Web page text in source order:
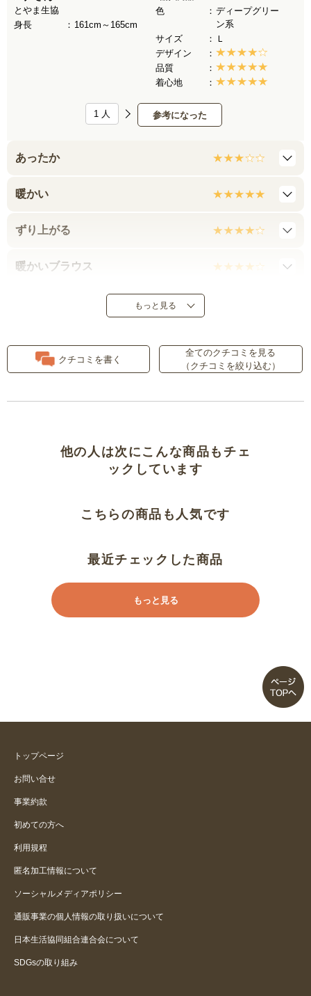
とやま生協
身長
161cm～165cm
色
ディープグリー
ン系
サイズ
Ｌ
デザイン
品質
着心地
参考になった
1 人
あったか
暖かい
ずり上がる
暖かいブラウス
ボタンがイマイチだけど・・・
あったかい
着やすく程よい。
ありがとうございます。
温かいです
見た目はブラウス、中は裏起毛で
友達にも勧めました
もっと見る
クチコミを書く
全てのクチコミを見る
（クチコミを絞り込む）
他の人は次にこんな商品もチェ
ックしています
こちらの商品も人気です
最近チェックした商品
もっと見る
トップページ
お問い合せ
事業約款
初めての方へ
利用規程
匿名加工情報について
ソーシャルメディアポリシー
通販事業の個人情報の取り扱いについて
日本生活協同組合連合会について
SDGsの取り組み